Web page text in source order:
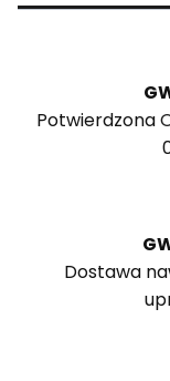
Potwierdzona
Dostawa